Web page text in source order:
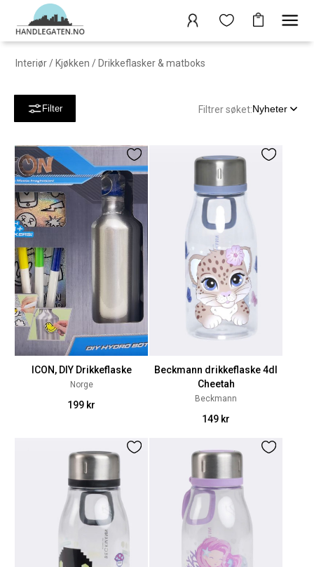
Interiør / Kjøkken / Drikkeflasker & matboks
Filter Filtrer søket:Nyheter
ICON, DIY Drikkeflaske
Norge
199 kr
Beckmann drikkeflaske 4dl
Cheetah
Beckmann
149 kr